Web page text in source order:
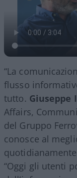
“La
flusso
tutto. Giuseppe
Affairs,
del Gruppo
conosce al
“Oggi gli utenti